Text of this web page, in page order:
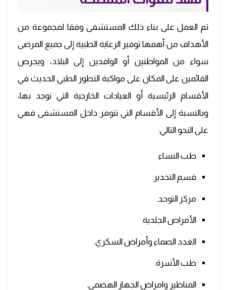
تم العمل على بناء ذلك المستشفى وفقا لمجموعة من
الأهداف من أهمها توفير الرعاية الطبية إلى جميع المرضى
سواء من المواطنين أو الوافدين إلى البلاد، ويحرص
القائمين على المكان على مواكبة التطور الطبي الحديث في
الأقسام الرئيسية أو العيادات الخارجية التي توجد بها،
وبالنسبة إلى الأقسام التي تتوفر داخل المستشفى فهي
على النحو التالي:
طب النساء.
قسم التخدير.
مركز التوحد.
الأمراض الجلدية.
الغدد الصماء وأمراض السكري.
طب الأسرة.
المناظير وامراض الجهاز الهضمي.